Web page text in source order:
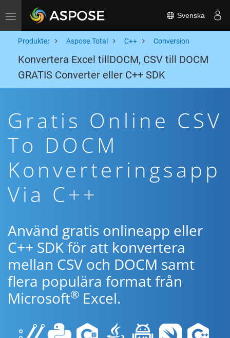
Toggle navigation Svenska
Produkter Aspose.Total C++ Conversion
Konvertera Excel tillDOCM, CSV till DOCM
GRATIS Converter eller C++ SDK
Gratis Online CSV
To DOCM
Konverteringsapp
Via C++
Använd gratis onlineapp eller
C++ SDK för att konvertera
mellan CSV och DOCM samt
flera populära format från
Microsoft® Excel.